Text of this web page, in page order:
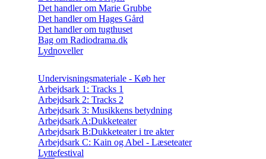
Det handler om Marie Grubbe
Det handler om Hages Gård
Det handler om tugthuset
Bag om Radiodrama.dk
Lydnoveller
Undervisningsmateriale - Køb her
Arbejdsark 1: Tracks 1
Arbejdsark 2: Tracks 2
Arbejdsark 3: Musikkens betydning
Arbejdsark A:Dukketeater
Arbejdsark B:Dukketeater i tre akter
Arbejdsark C: Kain og Abel - Læseteater
Lyttefestival